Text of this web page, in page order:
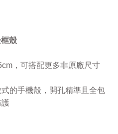
殼
，可搭配更多非原廠尺寸
的手機殼，開孔精準且全包
護